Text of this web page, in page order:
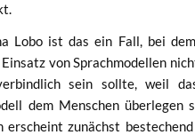
Lobo ist das ein Fall, bei
Ein­satz von Sprach­mo­del­len
sein soll­te, weil
dem Men­schen über­le­gen
erscheint zunächst